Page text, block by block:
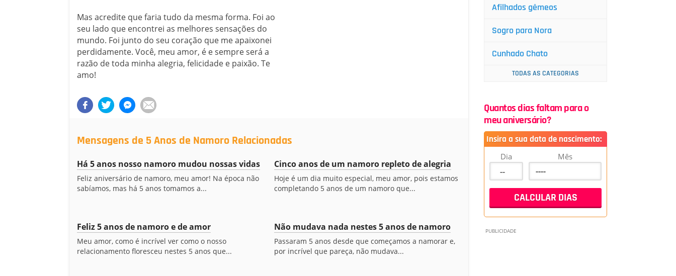
Mas acredite que faria tudo da mesma forma. Foi ao
seu lado que encontrei as melhores sensações do
mundo. Foi junto do seu coração que me apaixonei
perdidamente. Você, meu amor, é e sempre será a
razão de toda minha alegria, felicidade e paixão. Te
amo!
Mensagens de 5 Anos de Namoro Relacionadas
Há 5 anos nosso namoro mudou nossas vidas
Feliz aniversário de namoro, meu amor! Na época não
sabíamos, mas há 5 anos tomamos a...
Cinco anos de um namoro repleto de alegria
Hoje é um dia muito especial, meu amor, pois estamos
completando 5 anos de um namoro que...
Feliz 5 anos de namoro e de amor
Meu amor, como é incrível ver como o nosso
relacionamento floresceu nestes 5 anos que...
Não mudava nada nestes 5 anos de namoro
Passaram 5 anos desde que começamos a namorar e,
por incrível que pareça, não mudava...
Afilhados gêmeos
Sogro para Nora
Cunhado Chato
TODAS AS CATEGORIAS
Quantos dias faltam para o
meu aniversário?
Insira a sua data de nascimento:
Dia Mês